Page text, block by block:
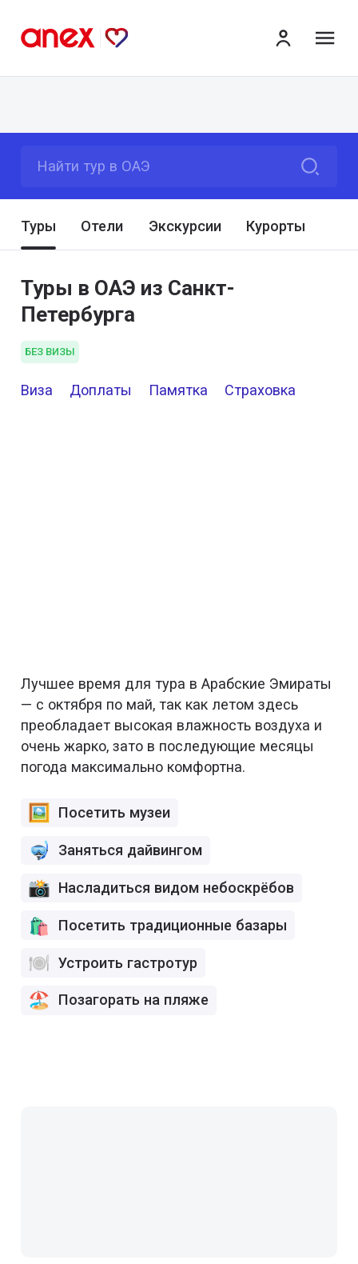
Найти тур в ОАЭ
Туры Отели Экскурсии Курорты
Туры в ОАЭ из Санкт-
Петербурга
БЕЗ ВИЗЫ
Виза Доплаты Памятка Страховка
Лучшее время для тура в Арабские Эмираты
— с октября по май, так как летом здесь
преобладает высокая влажность воздуха и
очень жарко, зато в последующие месяцы
погода максимально комфортна.
Посетить музеи
Заняться дайвингом
Насладиться видом небоскрёбов
Посетить традиционные базары
Устроить гастротур
Позагорать на пляже